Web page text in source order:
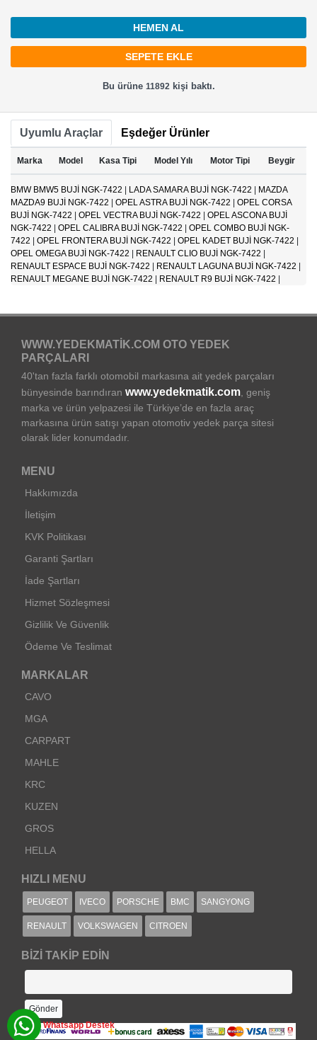
HEMEN AL
Bu ürüne 11892kişi baktı.
Uyumlu Araçlar Eşdeğer Ürünler
Marka Model Kasa Tipi Model Yılı Motor Tipi Beygir
BMW BMW5 BUJİ NGK-7422 LADA SAMARA BUJİ NGK-7422
MAZDA
MAZDA9 BUJİ NGK-7422
OPEL ASTRA BUJİ NGK-7422
OPEL CORSA
BUJİ NGK-7422
OPEL VECTRA BUJİ NGK-7422
OPEL ASCONA BUJİ
NGK-7422
OPEL CALIBRA BUJİ NGK-7422
OPEL COMBO BUJİ NGK-
7422
OPEL FRONTERA BUJİ NGK-7422 OPEL KADET BUJİ NGK-7422
OPEL OMEGA BUJİ NGK-7422
RENAULT CLIO BUJİ NGK-7422
RENAULT ESPACE BUJİ NGK-7422
RENAULT LAGUNA BUJİ NGK-7422
RENAULT MEGANE BUJİ NGK-7422
RENAULT R9 BUJİ NGK-7422
WWW.YEDEKMATIK.COM OTO YEDEK
PARÇALARI
40'tan fazla farklı otomobil markasına ait yedek parçaları
bünyesinde barındıran www.yedekmatik.com , geniş
marka ve ürün yelpazesi ile Türkiye’de en fazla araç
markasına ürün satışı yapan otomotiv yedek parça sitesi
olarak lider konumdadır.
MENU
Hakkımızda
İletişim
KVK Politikası
Garanti Şartları
İade Şartları
Hizmet Sözleşmesi
Gizlilik Ve Güvenlik
Ödeme Ve Teslimat
MARKALAR
CAVO
MGA
CARPART
MAHLE
KRC
KUZEN
GROS
HELLA
HIZLI MENU
PEUGEOT IVECO PORSCHE BMC SANGYONG
RENAULT VOLKSWAGEN CITROEN
BIZI TAKIP EDIN
Whatsapp Destek